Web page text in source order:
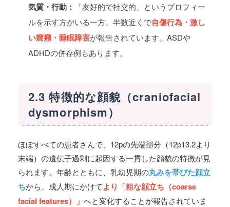
気質・行動：
「友好的で社交的」というプロフィー
ルを示す方がいる一方、半数近くで自傷行為・激し
い癇癪・睡眠障害が報告されています。ASDや
ADHDの併存例もあります。
2.3 特徴的な顔貌（craniofacial
dysmorphism）
ほぼすべての患者さんで、12pの先端部分（12p13.2より
末端）の遺伝子過剰に起因する一貫した顔貌の特徴が見
られます。年齢とともに、乳幼児期の丸みを帯びた顔立
ちから、成人期にかけてより「粗な顔立ち（coarse
facial features）」 へと変化することが報告されていま